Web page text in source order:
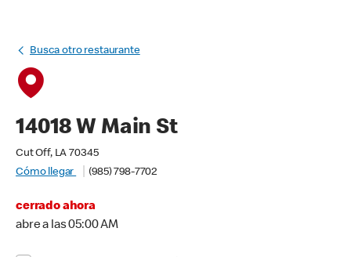
Busca otro restaurante
14018 W Main St
Cut Off, LA 70345
Cómo llegar
(985) 798-7702
cerrado ahora
abre a las 05:00 AM